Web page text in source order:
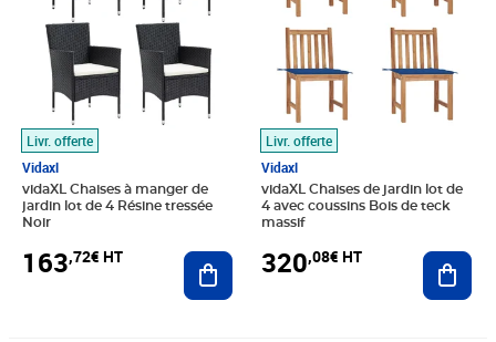
Livr. offerte
Vidaxl
vidaXL Chaises à manger de
jardin lot de 4 Résine tressée
Noir
163,72€ HT Ajouter au panier
Livr. offerte
Vidaxl
vidaXL Chaises de jardin lot de
4 avec coussins Bois de teck
massif
320,08€ HT